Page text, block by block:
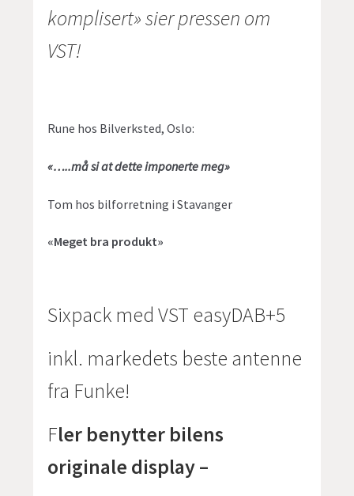
komplisert» sier pressen om
VST!
Rune hos Bilverksted, Oslo:
«…..må si at dette imponerte meg»
Tom hos bilforretning i Stavanger
«Meget bra produkt»
Sixpack med VST easyDAB+5
inkl. markedets beste antenne
fra Funke!
Fler benytter bilens
originale display –